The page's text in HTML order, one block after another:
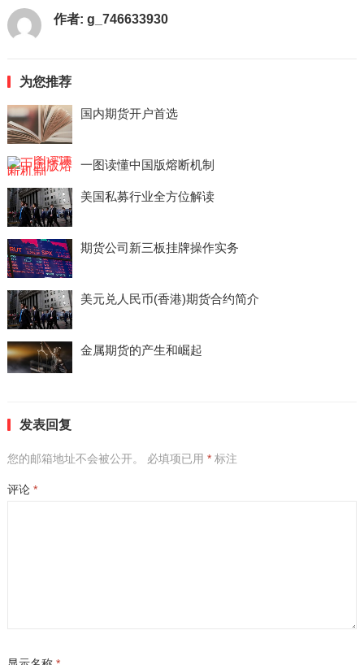
作者: g_746633930
为您推荐
国内期货开户首选
一图读懂中国版熔断机制
美国私募行业全方位解读
期货公司新三板挂牌操作实务
美元兑人民币(香港)期货合约简介
金属期货的产生和崛起
发表回复
您的邮箱地址不会被公开。 必填项已用 *标注
评论 *